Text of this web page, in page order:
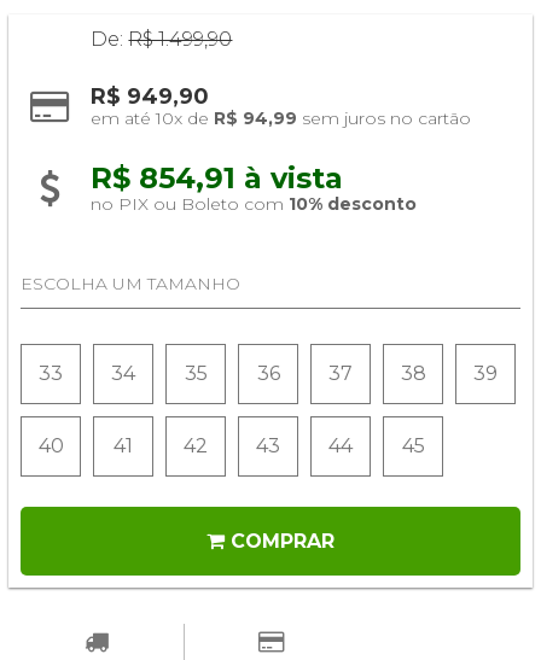
De:R$ 1.499,90
R$ 949,90
em até 10x de R$ 94,99 sem juros no cartão
R$ 854,91 à vista
no PIX ou Boleto com 10% desconto
ESCOLHA UM TAMANHO
33 34 35 36 37 38 39
40 41 42 43 44 45
COMPRAR